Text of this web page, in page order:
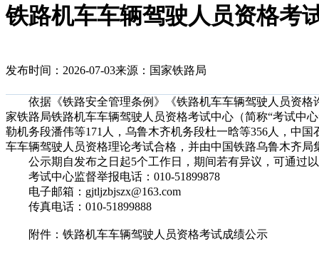
铁路机车车辆驾驶人员资格考
发布时间：2026-07-03来源：国家铁路局
依据《铁路安全管理条例》《铁路机车车辆驾驶人员资格
家铁路局铁路机车车辆驾驶人员资格考试中心（简称“考试中
勒机务段潘伟等171人，乌鲁木齐机务段杜一晗等356人，中
车车辆驾驶人员资格理论考试合格，并由中国铁路乌鲁木齐
公示期自发布之日起5个工作日，期间若有异议，可通过
考试中心监督举报电话：010-51899878
电子邮箱：gjtljzbjszx@163.com
传真电话：010-51899888
附件：铁路机车车辆驾驶人员资格考试成绩公示